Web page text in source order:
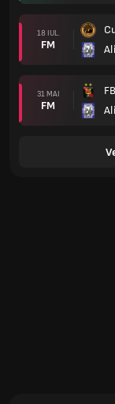
18 IUL.
FM
31 MAI
FM